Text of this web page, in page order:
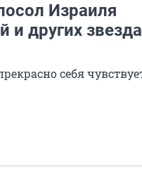
Израиля
и других
себя